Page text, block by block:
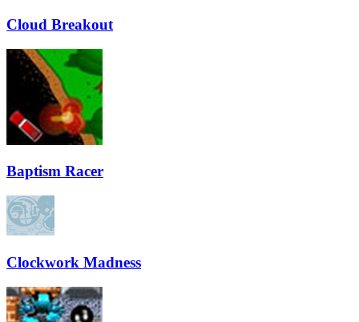
Cloud Breakout
Baptism Racer
Clockwork Madness